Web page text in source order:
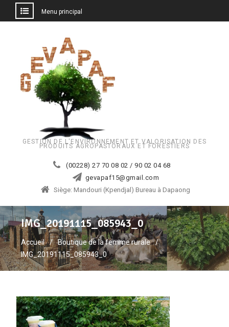
Menu principal
GESTION DE L'ENVIRONNEMENT ET VALORISATION DES
PRODUITS AGROPASTORAUX ET FORESTIERS
(00228) 27 70 08 02 / 90 02 04 68
gevapaf15@gmail.com
Siège: Mandouri (Kpendjal) Bureau à Dapaong
IMG_20191115_085943_0
Accueil
Boutique de la femme rurale
IMG_20191115_085943_0